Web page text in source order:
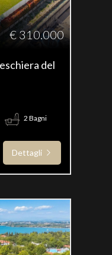
€ 310.000
del
2 Bagni
Dettagli